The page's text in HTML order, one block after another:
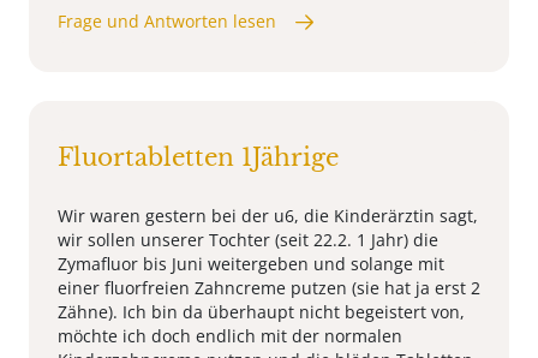
Frage und Antworten lesen
Fluortabletten 1Jährige
Wir waren gestern bei der u6, die Kinderärztin sagt,
wir sollen unserer Tochter (seit 22.2. 1 Jahr) die
Zymafluor bis Juni weitergeben und solange mit
einer fluorfreien Zahncreme putzen (sie hat ja erst 2
Zähne). Ich bin da überhaupt nicht begeistert von,
möchte ich doch endlich mit der normalen